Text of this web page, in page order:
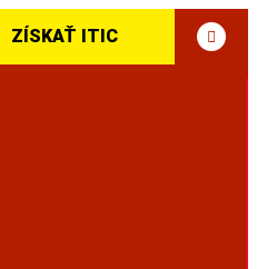
DOMOV
ZÍSKAŤ ITIC